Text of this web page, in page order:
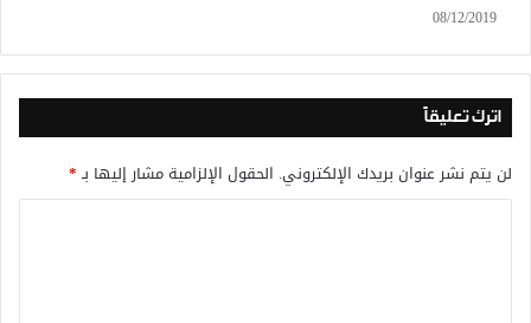
08/12/2019
اترك تعليقاً
لن يتم نشر عنوان بريدك الإلكتروني. الحقول الإلزامية مشار إليها بـ*